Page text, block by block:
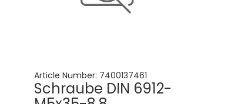
Article Number: 7400137461
Schraube DIN 6912-